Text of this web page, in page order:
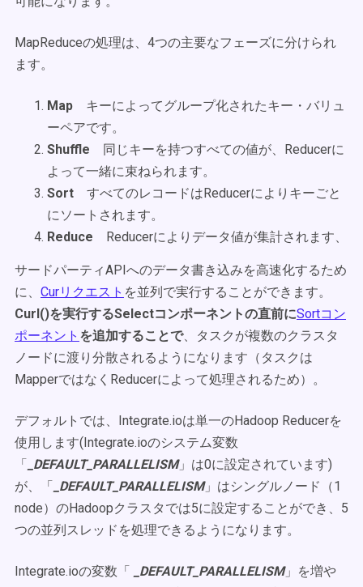
MapReduceの処理は、4つの主要なフェーズに分けられ
ます。
Map キーによってグループ化されたキー・バリュ
ーペアです。
Shuffle 同じキーを持つすべての値が、Reducerに
よって一緒に束ねられます。
Sort すべてのレコードはReducerによりキーごと
にソートされます。
Reduce Reducerによりデータ値が集計されます、
サードパーティAPIへのデータ書き込みを高速化するため
に、 Curリクエスト を並列で実行することができます。
Curl()を実行するSelectコンポーネントの直前にSortコン
ポーネント を追加することで、タスクが複数のクラスタ
ノードに渡り分散されるようになります（タスクは
MapperではなくReducerによって処理されるため）。
デフォルトでは、Integrate.ioは単一のHadoop Reducerを
使用します(Integrate.ioのシステム変数
「 _DEFAULT_PARALLELISM」は0に設定されています)
が、「 _DEFAULT_PARALLELISM」はシングルノード（1
node）のHadoopクラスタでは5に設定することができ、5
つの並列スレッドを処理できるようになります。
Integrate.ioの変数「 _DEFAULT_PARALLELISM」を増や